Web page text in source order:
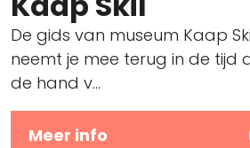
De gids van museum Kaap
neemt je mee terug in de tijd
de hand v...
Meer info